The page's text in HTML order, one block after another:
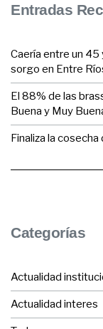
Entradas
Caería entre un
sorgo en Entre
El 88% de las
Buena y Muy
Finaliza la
Categorías
Actualidad
Actualidad interes